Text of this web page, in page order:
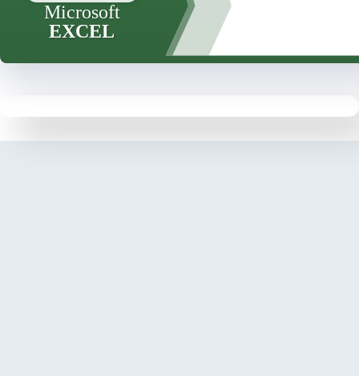
Microsoft
EXCEL